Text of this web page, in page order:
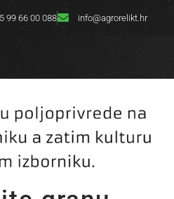
99 66 00 088 info@agrorelikt.hr